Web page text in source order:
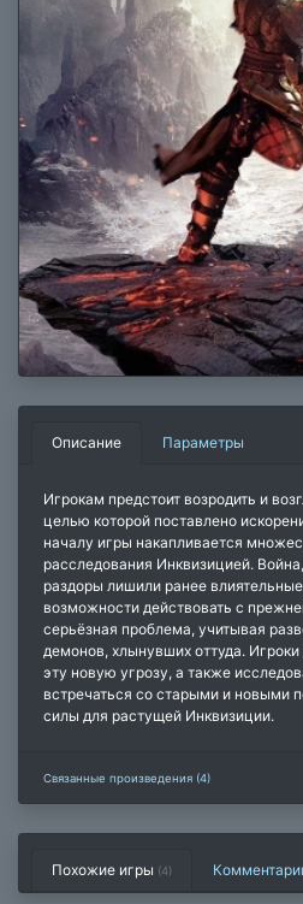
Описание Параметры
Игрокам предстоит возродить и
целью которой поставлено
началу игры накапливается
расследования Инквизицией.
раздоры лишили ранее
возможности действовать с
серьёзная проблема, учитывая
демонов, хлынувших оттуда.
эту новую угрозу, а также
встречаться со старыми и новыми
силы для растущей Инквизиции.
Связанные произведения (4)
Похожие игры (4)